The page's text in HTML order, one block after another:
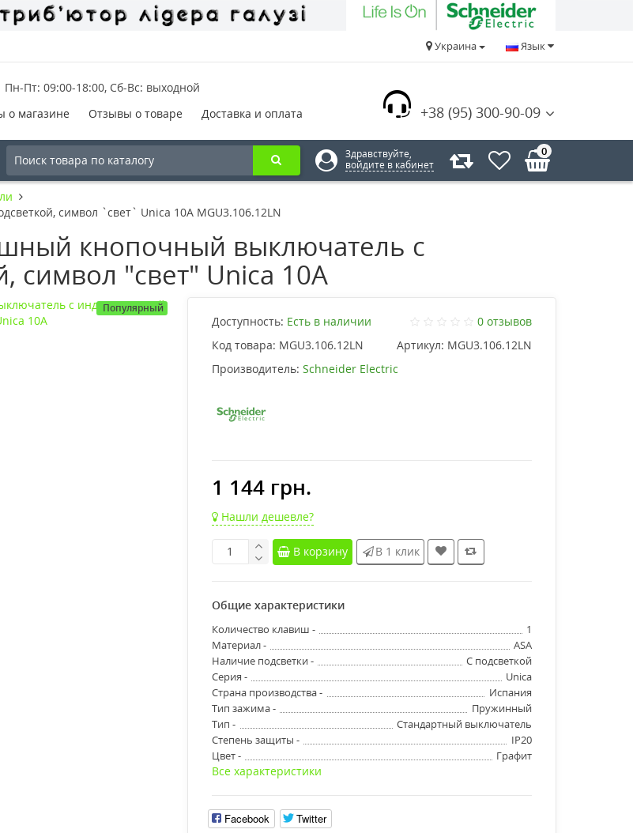
Язык
Украина
+38 (95) 300-90-09
Пн-Пт: 09:00-18:00, Сб-Вс: выходной
о магазине Отзывы о товаре Доставка и оплата
Здравствуйте,
войдите в кабинет
0
символ `свет` Unica 10А MGU3.106.12LN
кнопочный выключатель с
символ "свет" Unica 10А
Популярный
Доступность: Есть в наличии
0 отзывов
Код товара: MGU3.106.12LN Артикул: MGU3.106.12LN
Производитель: Schneider Electric
1 144 грн.
Нашли дешевле?
В корзину В 1 клик
Общие характеристики
Количество клавиш -
1
Материал -
ASA
Наличие подсветки -
С подсветкой
Серия -
Unica
Страна производства -
Испания
Тип зажима -
Пружинный
Тип -
Стандартный выключатель
Степень защиты -
IP20
Цвет -
Графит
Все характеристики
Facebook Twitter